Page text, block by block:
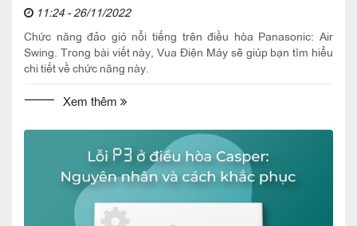
11:24 - 26/11/2022
Chức năng đảo gió nổi tiếng trên điều hòa Panasonic: Air
Swing. Trong bài viết này, Vua Điện Máy sẽ giúp bạn tìm hiểu
chi tiết về chức năng này.
Xem thêm